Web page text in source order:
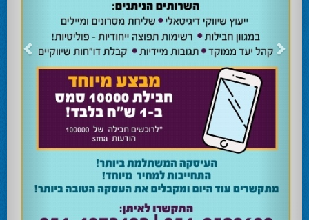
השרה מירי רגב קוראת לבוא ולהצביע ולהשפיע 24.02.24
השרה מירי רגב קוראת לבוא ולהצביע ולהשפיע בבחירות המוניציפליות שיתקיימו ביום
אוהד שגב הפסיד בעכו
עמיחי בן שלוש מקורבו של השר ניר ברקת ניצח את הבחירות בעכו ויכהן כראש העיר.
מחל זכתה במנדט אחד בבאר שבע
עו''ד אמנון כהן שעומד בראש רשימת מחל למועצת העיר זכה במנדט אחד ואילו שמעון
בוקר שהתמודד אף הוא למועצה לא הצליח להיבחר.
המשבר בליכוד העולמי 23.10.24
האם ההסכם של מיקי זוהר מחזק את הימין או השמאל? האם ההסכם חוקי או לא?שמירה
או הדחה? ומה יחליט בעתיד המרכז? עוד שנה בחירות בליכוד העולמי . הכל במגזין
המלא - עמ' 4.